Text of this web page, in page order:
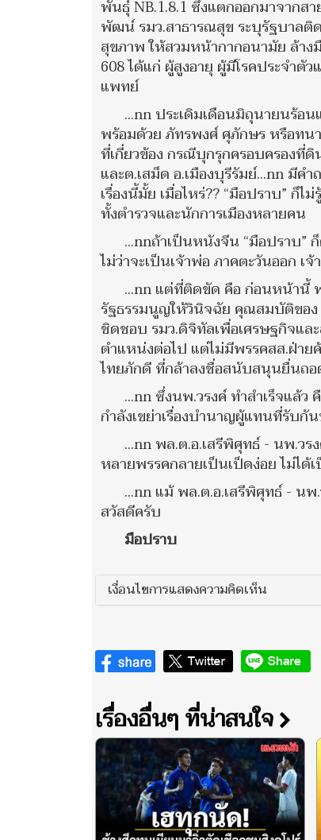
พันธุ์ NB.1.8.1 ซึ่งแตกออกมาจาก
พัฒน์ รมว.สาธารณสุข ระบุรัฐบาลติ
สุขภาพ ให้สวมหน้ากากอนามัย ล้าง
608 ได้แก่ ผู้สูงอายุ ผู้มีโรคประจำตั
แพทย์
...nn ประเดิมเดือนมิถุนายนร้อ
พร้อมด้วย ภัทรพงศ์ ศุภักษร หรือท
ที่เกี่ยวข้อง กรณีบุกรุกครอบครองที่ดิ
และต.เสม็ด อ.เมืองบุรีรัมย์...nn มีค
เรื่องนี้มั้ย เมื่อไหร่?? “มือปราบ” ก็
ทั้งตำรวจและนักการเมืองหลายคน
...nnถ้าเป็นหนังจีน “มือปราบ”
ไม่ว่าจะเป็นเจ้าพ่อ ภาคตะวันออก
...nn แต่ที่ติดขัด คือ ก่อนหน้านี้
รัฐธรรมนูญให้วินิจฉัย คุณสมบัติขอ
ชิดชอบ รมว.ดิจิทัลเพื่อเศรษฐกิจแล
ตำแหน่งต่อไป แต่ไม่มีพรรคสส.ฝ่า
ไทยภักดี ที่กล้าลงชื่อสนับสนุนยื่นถ
...nn ซึ่งนพ.วรงค์ ทำสำเร็จแล้ว
กำลังเขย่าเรื่องบำนาญผู้แทนที่รับกั
...nn พล.ต.อ.เสรีพิศุทธ์ - นพ.ว
หลายพรรคกลายเป็นเป็ดง่อย ไม่ไ
...nn แม้ พล.ต.อ.เสรีพิศุทธ์ - น
สวัสดีครับ
มือปราบ
เงื่อนไขการแสดงความคิดเห็น
เรื่องอื่นๆ ที่น่าสนใจ